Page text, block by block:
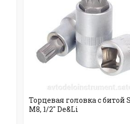
Торцевая головка с битой
М8, 1/2" De&Li